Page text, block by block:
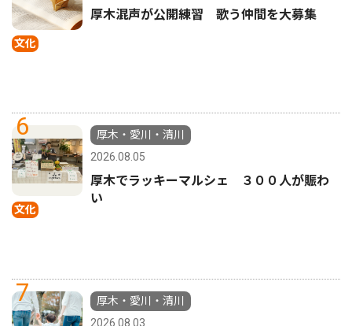
文化
厚木混声が公開練習 歌う仲間を大募集
6
文化
厚木・愛川・清川
2026.08.05
厚木でラッキーマルシェ ３００人が賑わ
い
7
厚木・愛川・清川
2026.08.03